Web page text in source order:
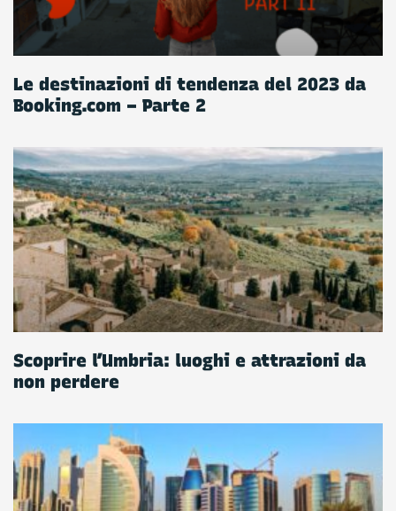
Le destinazioni di tendenza del 2023 da
Booking.com – Parte 2
Scoprire l’Umbria: luoghi e attrazioni da
non perdere